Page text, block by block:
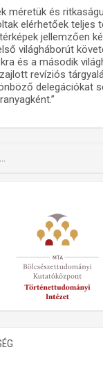
Emlékművek
Menekültek
Visszhang
Publikációk
Kapcsolat
Trianon-kommentár
Dokumentumok
A trianoni
méretük és
elérhetőek teljes
jellemzően
világháborút
és a második
revíziós
delegációkat